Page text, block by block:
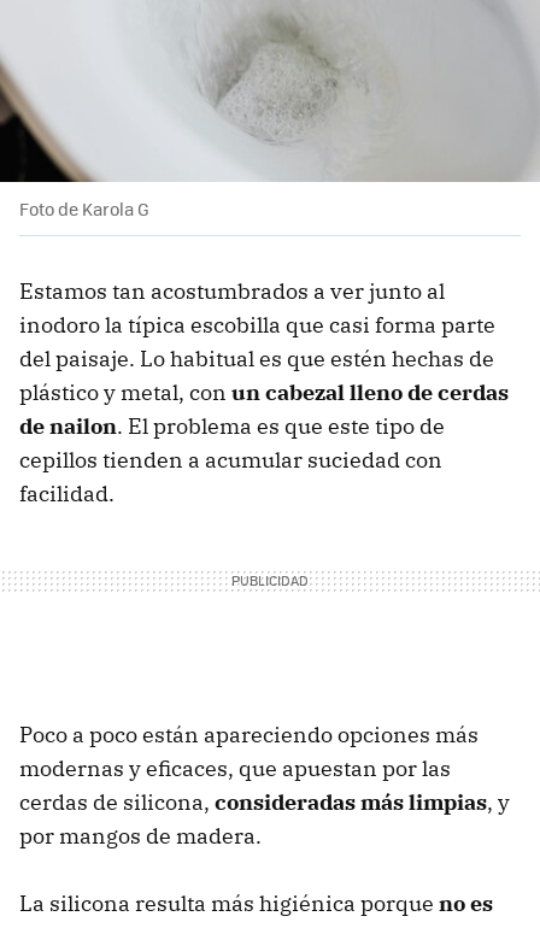
Foto de Karola G
Estamos tan acostumbrados a ver junto al
inodoro la típica escobilla que casi forma parte
del paisaje. Lo habitual es que estén hechas de
plástico y metal, con un cabezal lleno de cerdas
de nailon. El problema es que este tipo de
cepillos tienden a acumular suciedad con
facilidad.
Poco a poco están apareciendo opciones más
modernas y eficaces, que apuestan por las
cerdas de silicona, consideradas más limpias, y
por mangos de madera.
La silicona resulta más higiénica porque no es